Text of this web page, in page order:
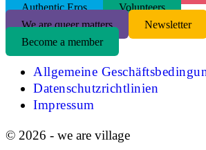
Authentic Eros
Volunteers
We are queer matters
Newsletter
Become a member
Allgemeine
Datenschutzrichtlinien
Impressum
© 2026 - we are village